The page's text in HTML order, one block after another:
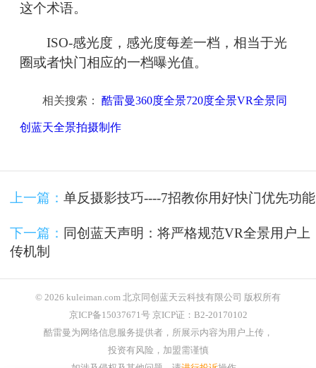
这个术语。
ISO-感光度，感光度每差一档，相当于光
圈或者快门相应的一档曝光值。
相关搜索： 酷雷曼360度全景720度全景VR全景同
创蓝天全景拍摄制作
上一篇： 单反摄影技巧----7招教你用好快门优先功能
下一篇： 同创蓝天声明：将严格规范VR全景用户上
传机制
© 2026 kuleiman.com 北京同创蓝天云科技有限公司 版权所有
京ICP备15037671号 京ICP证：B2-20170102
酷雷曼为网络信息服务提供者，所展示内容为用户上传，
投资有风险，加盟需谨慎